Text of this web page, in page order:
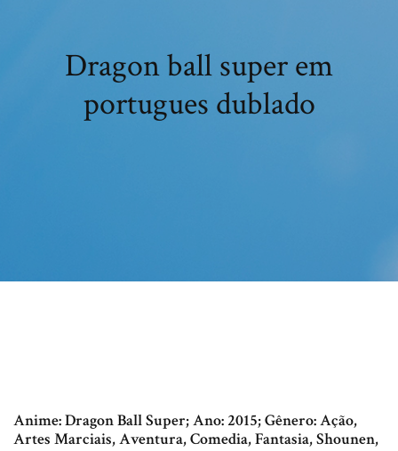
Dragon ball super em
portugues dublado
Anime: Dragon Ball Super; Ano: 2015; Gênero: Ação,
Artes Marciais, Aventura, Comedia, Fantasia, Shounen,